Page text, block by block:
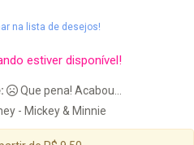
na lista de desejos!
estiver disponível!
Que pena! Acabou...
- Mickey & Minnie